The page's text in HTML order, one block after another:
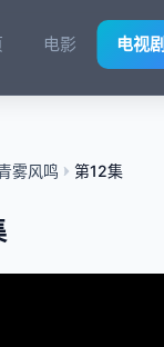
电影 电视剧
雾风鸣 第12集